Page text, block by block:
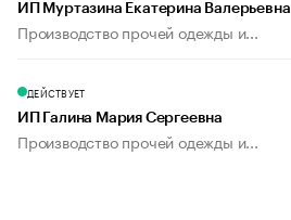
ИП Муртазина Екатерина Валерьевна
Производство прочей одежды и...
ДЕЙСТВУЕТ
ИП Галина Мария Сергеевна
Производство прочей одежды и...